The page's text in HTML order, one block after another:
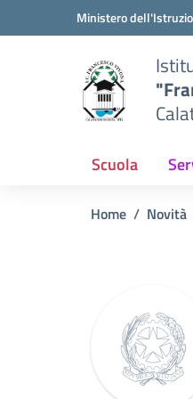
Vai ai contenuti
Vai al menu di navigazione
Ministero
Scuola
Home Novità